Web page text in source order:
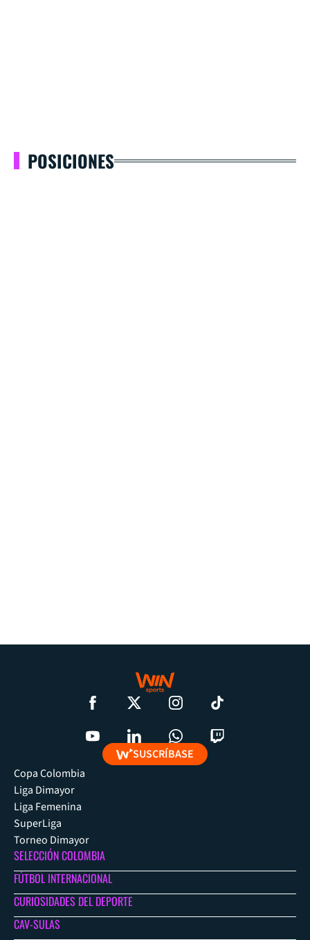
POSICIONES
SUSCRÍBASE
Copa Colombia
Liga Dimayor
Liga Femenina
SuperLiga
Torneo Dimayor
SELECCIÓN COLOMBIA
FÚTBOL INTERNACIONAL
CURIOSIDADES DEL DEPORTE
CAV-SULAS